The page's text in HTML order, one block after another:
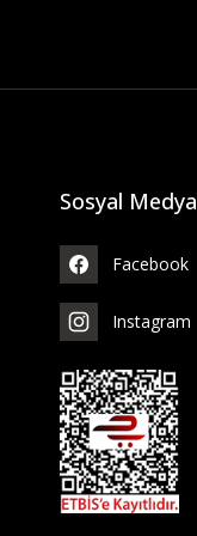
Sosyal Medya
Facebook
Instagram